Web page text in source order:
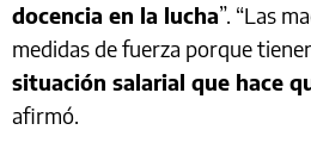
docencia en la lucha”. “Las
medidas de fuerza porque
situación salarial que hace
afirmó.